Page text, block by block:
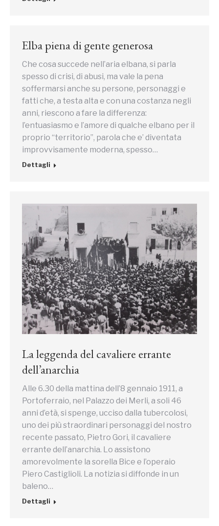
Elba piena di gente generosa
Che cosa succede nell’aria elbana, si parla
spesso di crisi, di abusi, ma vale la pena
soffermarsi anche su persone, personaggi e
fatti che, a testa alta e con una costanza negli
anni, riescono a fare la differenza:
l’entuasiasmo e l’amore di qualche elbano per il
proprio “territorio”, parola che e’ diventata
improvvisamente moderna, spesso…
Dettagli
La leggenda del cavaliere errante
dell’anarchia
Alle 6.30 della mattina dell’8 gennaio 1911, a
Portoferraio, nel Palazzo dei Merli, a soli 46
anni d’età, si spenge, ucciso dalla tubercolosi,
uno dei più straordinari personaggi del nostro
recente passato, Pietro Gori, il cavaliere
errante dell’anarchia. Lo assistono
amorevolmente la sorella Bice e l’operaio
Piero Castiglioli. La notizia si diffonde in un
baleno…
Dettagli